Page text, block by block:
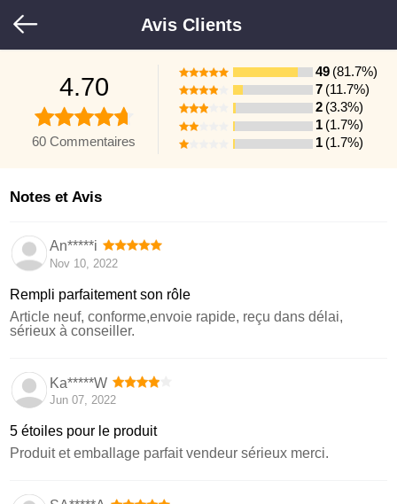
Avis Clients
4.70
60 Commentaires
49 (81.7%)
7 (11.7%)
2 (3.3%)
1 (1.7%)
1 (1.7%)
Notes et Avis
An*****i
Nov 10, 2022
Rempli parfaitement son rôle
Article neuf, conforme,envoie rapide, reçu dans délai,
sérieux à conseiller.
Ka*****W
Jun 07, 2022
5 étoiles pour le produit
Produit et emballage parfait vendeur sérieux merci.